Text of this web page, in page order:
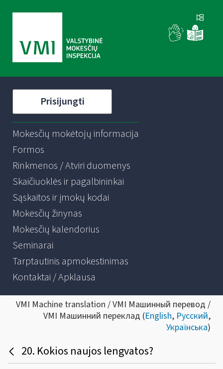
Prisijungti
Mokesčių mokėtojų informacija
Formos
Rinkmenos / Atviri duomenys
Skaičiuoklės ir pagalbininkai
Sąskaitos ir įmokų kodai
Mokesčių žinynas
Mokesčių kalendorius
Seminarai
Tarptautinis apmokestinimas
Kontaktai / Apklausa
VMI Machine translation / VMI Машинный перевод /
VMI Машинний переклад (English, Русский,
Українська)
20. Kokios naujos lengvatos?